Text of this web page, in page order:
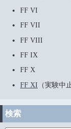
FF VI
FF VII
FF VIII
FF IX
FF X
FF XI （実験中
検索